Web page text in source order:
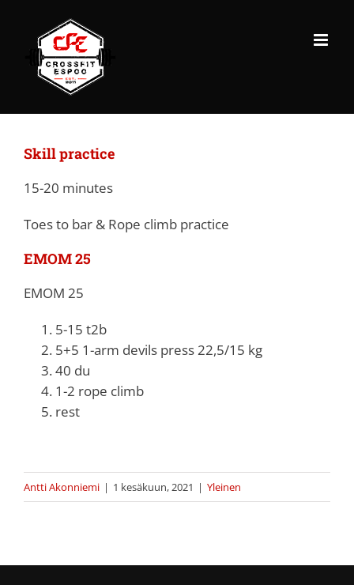
content
Skill practice
15-20 minutes
Toes to bar & Rope climb practice
EMOM 25
EMOM 25
5-15 t2b
5+5 1-arm devils press 22,5/15 kg
40 du
1-2 rope climb
rest
Antti Akonniemi | 1 kesäkuun, 2021 | Yleinen